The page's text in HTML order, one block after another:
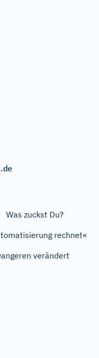
Was zuckst Du?
rechnet«
verändert